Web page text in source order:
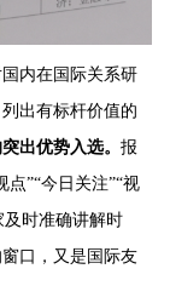
内在国际关系研
出有标杆价值的
出优势入选。 报
”“今日关注”“视
及时准确讲解时
口，又是国际友